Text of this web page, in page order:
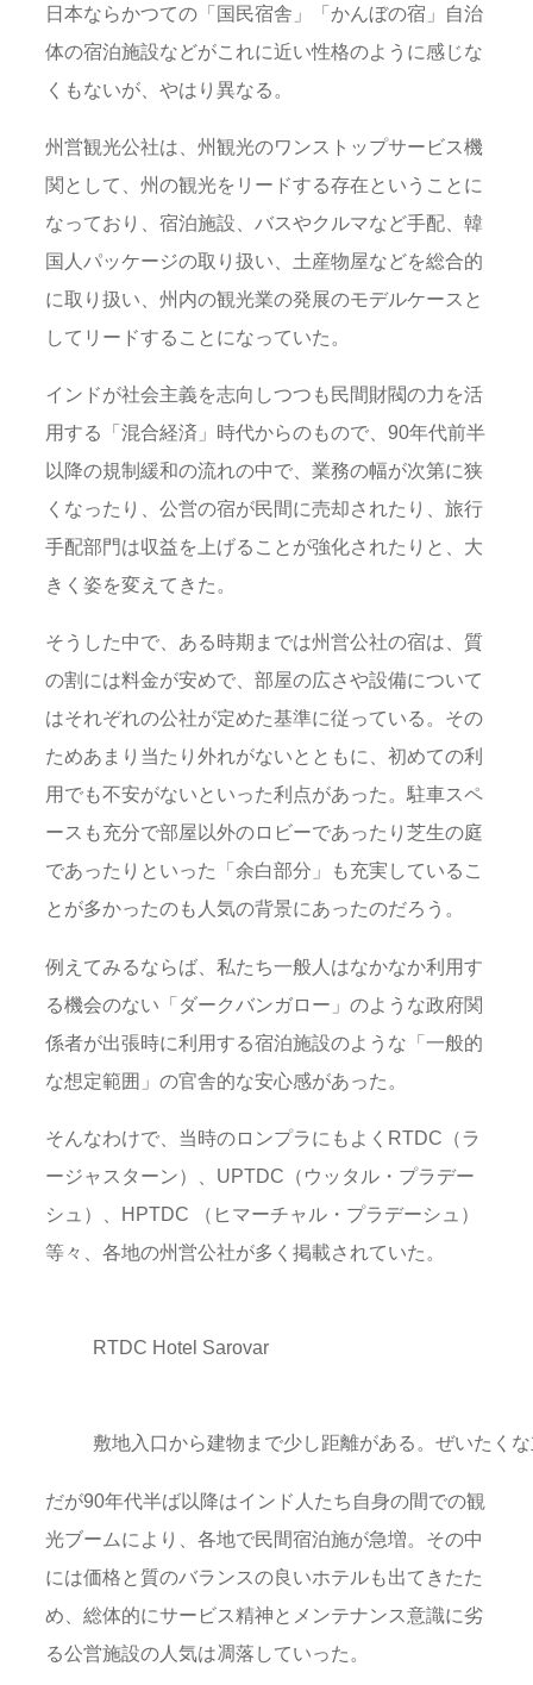
日本ならかつての「国民宿舎」「かんぼの宿」自治
体の宿泊施設などがこれに近い性格のように感じな
くもないが、やはり異なる。
州営観光公社は、州観光のワンストップサービス機
関として、州の観光をリードする存在ということに
なっており、宿泊施設、バスやクルマなど手配、韓
国人パッケージの取り扱い、土産物屋などを総合的
に取り扱い、州内の観光業の発展のモデルケースと
してリードすることになっていた。
インドが社会主義を志向しつつも民間財閥の力を活
用する「混合経済」時代からのもので、90年代前半
以降の規制緩和の流れの中で、業務の幅が次第に狭
くなったり、公営の宿が民間に売却されたり、旅行
手配部門は収益を上げることが強化されたりと、大
きく姿を変えてきた。
そうした中で、ある時期までは州営公社の宿は、質
の割には料金が安めで、部屋の広さや設備について
はそれぞれの公社が定めた基準に従っている。その
ためあまり当たり外れがないとともに、初めての利
用でも不安がないといった利点があった。駐車スペ
ースも充分で部屋以外のロビーであったり芝生の庭
であったりといった「余白部分」も充実しているこ
とが多かったのも人気の背景にあったのだろう。
例えてみるならば、私たち一般人はなかなか利用す
る機会のない「ダークバンガロー」のような政府関
係者が出張時に利用する宿泊施設のような「一般的
な想定範囲」の官舎的な安心感があった。
そんなわけで、当時のロンプラにもよくRTDC（ラ
ージャスターン）、UPTDC（ウッタル・プラデー
シュ）、HPTDC （ヒマーチャル・プラデーシュ）
等々、各地の州営公社が多く掲載されていた。
RTDC Hotel Sarovar
敷地入口から建物まで少し距離がある。ぜいたく
だが90年代半ば以降はインド人たち自身の間での観
光ブームにより、各地で民間宿泊施が急増。その中
には価格と質のバランスの良いホテルも出てきたた
め、総体的にサービス精神とメンテナンス意識に劣
る公営施設の人気は凋落していった。